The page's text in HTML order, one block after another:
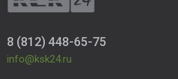
8 (812) 448-65-75
info@ksk24.ru